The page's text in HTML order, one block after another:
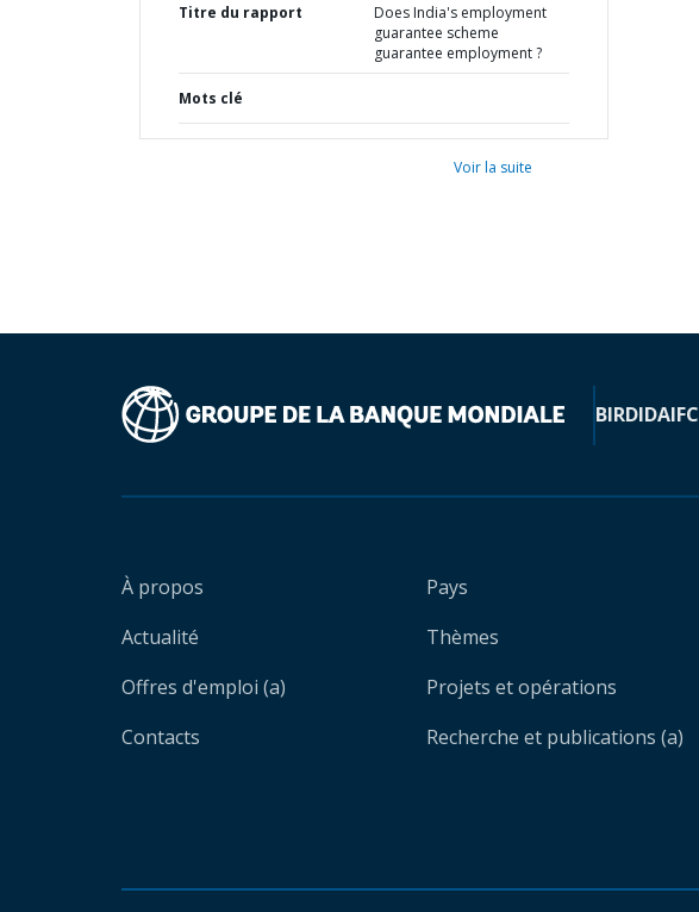
Titre du rapport
Does India's employment
guarantee scheme
guarantee employment ?
Mots clé
Voir la suite
BIRDIDAIFC
À propos
Actualité
Offres d'emploi (a)
Contacts
Pays
Thèmes
Projets et opérations
Recherche et publications (a)